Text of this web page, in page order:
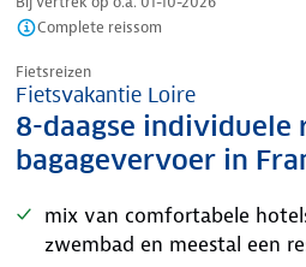
Complete reissom
Nazomer korting
Fietsreizen
Fietsvakantie Loire
8-daagse individuele
bagagevervoer in
mix van comfortabele
zwembad en meestal een